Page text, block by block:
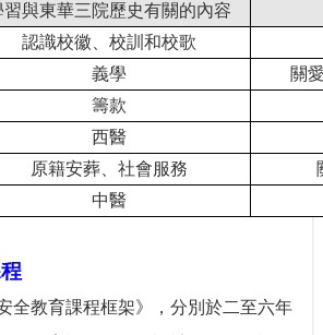
習與東華三院歷史有關的內容
認識校徽、校訓和校歌
義學
關
籌款
西醫
原籍安葬、社會服務
中醫
全教育課程框架》，分別於二至六年